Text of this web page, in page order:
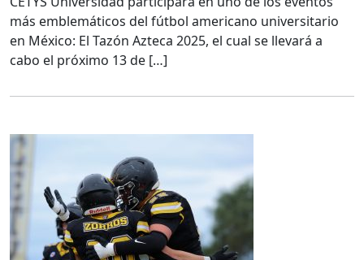
más emblemáticos del fútbol americano universitario
en México: El Tazón Azteca 2025, el cual se llevará a
cabo el próximo 13 de […]